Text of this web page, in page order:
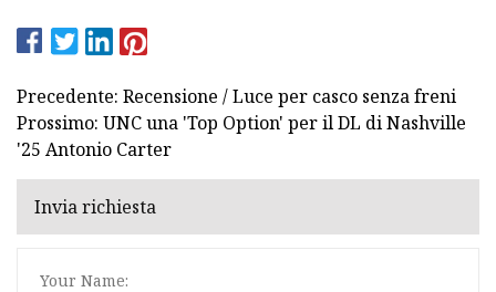
Precedente: Recensione / Luce per casco senza freni
Prossimo: UNC una 'Top Option' per il DL di Nashville
'25 Antonio Carter
Invia richiesta